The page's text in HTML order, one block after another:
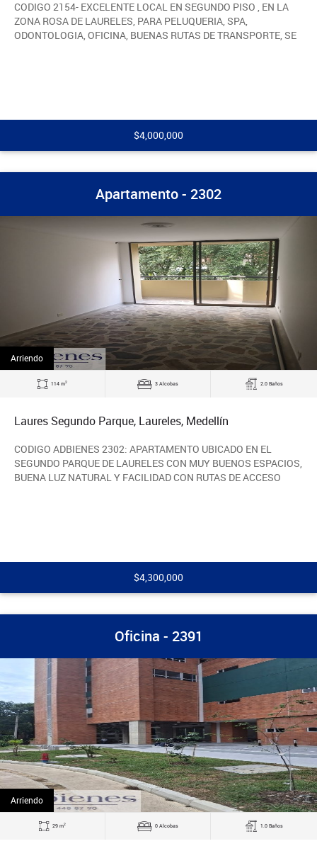
CODIGO 2154- EXCELENTE LOCAL EN SEGUNDO PISO , EN LA
ZONA ROSA DE LAURELES, PARA PELUQUERIA, SPA,
ODONTOLOGIA, OFICINA, BUENAS RUTAS DE TRANSPORTE, SE
$4,000,000
Apartamento - 2302
Arriendo
114 m2 3 Alcobas 2.0 Baños
Laures Segundo Parque, Laureles, Medellín
CODIGO ADBIENES 2302: APARTAMENTO UBICADO EN EL
SEGUNDO PARQUE DE LAURELES CON MUY BUENOS ESPACIOS,
BUENA LUZ NATURAL Y FACILIDAD CON RUTAS DE ACCESO
$4,300,000
Oficina - 2391
Arriendo
29 m2 0 Alcobas 1.0 Baños